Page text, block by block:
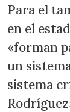
Para el
en el
«forman
un
sistema